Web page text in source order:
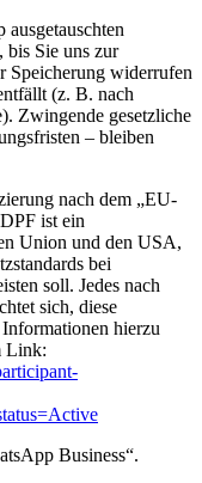
bis Sie uns zur
widerrufen
(z. B. nach
Zwingende gesetzliche
– bleiben
nach dem „EU-
ist ein
Union und den USA,
bei
soll. Jedes nach
sich, diese
hierzu
Link:
Business“.